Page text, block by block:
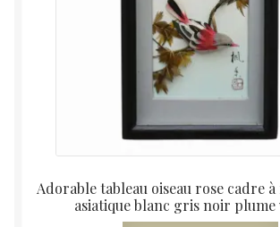
Adorable tableau oiseau rose cadre
asiatique blanc gris noir plume